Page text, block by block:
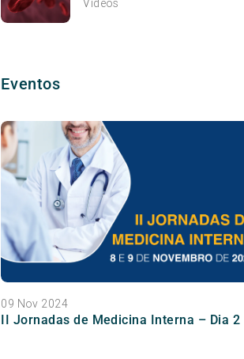
Vídeos
Eventos
09 Nov 2024
II Jornadas de Medicina Interna – Dia 2